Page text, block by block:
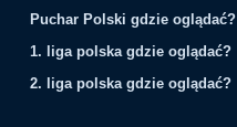
Puchar Polski gdzie oglądać?
1. liga polska gdzie oglądać?
2. liga polska gdzie oglądać?